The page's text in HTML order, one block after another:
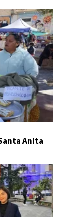
Anita